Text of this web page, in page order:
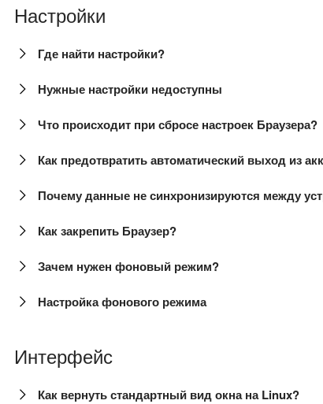
Настройки
Где найти настройки?
Нужные настройки недоступны
Что происходит при сбросе настроек Браузера?
Как предотвратить автоматический выход из
Почему данные не синхронизируются между
Как закрепить Браузер?
Зачем нужен фоновый режим?
Настройка фонового режима
Интерфейс
Как вернуть стандартный вид окна на Linux?